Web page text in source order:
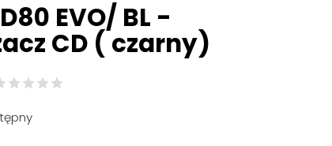
EVO/ BL -
CD ( czarny)